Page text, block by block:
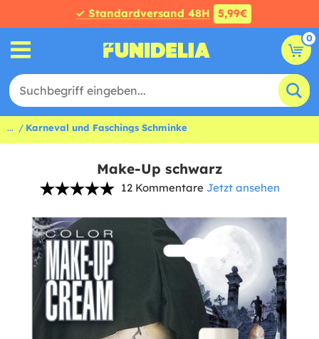
✓ Standardversand 48H 5,99€
0
... Karneval und Faschings Schminke
Make-Up schwarz
12 Kommentare Jetzt ansehen